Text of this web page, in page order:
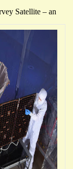
Satellite – an